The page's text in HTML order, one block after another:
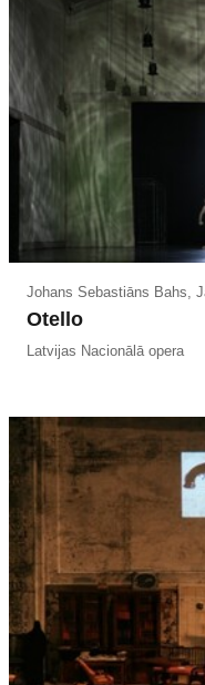
Johans Sebastiāns Bahs,
Otello
Latvijas Nacionālā opera